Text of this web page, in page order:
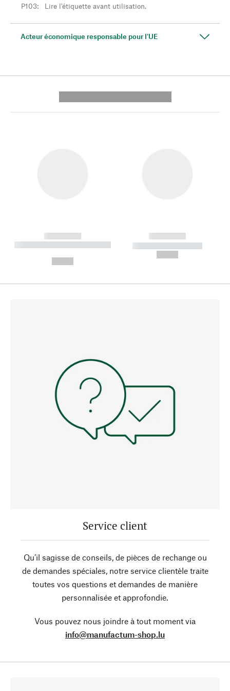
P103: Lire l'étiquette avant utilisation.
Acteur économique responsable pour l'UE
------------
----------- ----------- --------
------------
----------- -----------
Service client
Qu’il sagisse de conseils, de pièces de rechange ou
de demandes spéciales, notre service clientèle traite
toutes vos questions et demandes de manière
personnalisée et approfondie.
Vous pouvez nous joindre à tout moment via
info@manufactum-shop.lu